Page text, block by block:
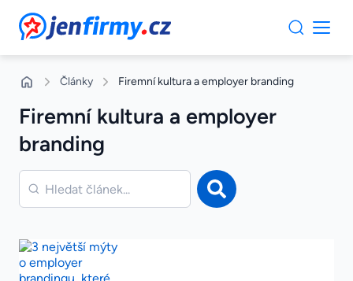
JenFirmy.cz
Články Firemní kultura a employer branding
Firemní kultura a employer
branding